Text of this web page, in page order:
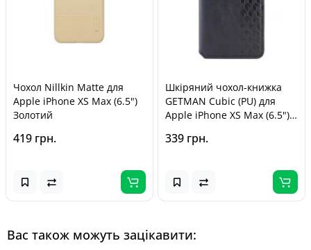
Чохол Nillkin Matte для
Apple iPhone XS Max (6.5")
Золотий
419 грн.
Шкіряний чохол-книжка
GETMAN Cubic (PU) для
Apple iPhone XS Max (6.5")
339 грн.
Вас також можуть зацікавити: